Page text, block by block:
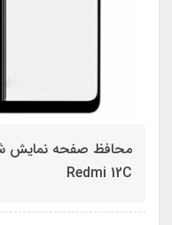
Redmi 12C